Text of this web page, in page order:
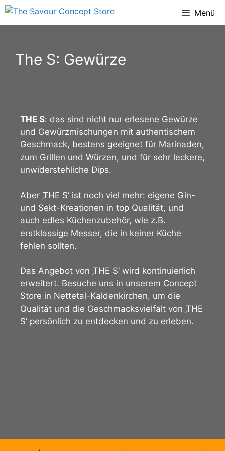
Menü
The S: Gewürze
THE S: das sind nicht nur erlesene Gewürze
und Gewürzmischungen mit authentischem
Geschmack, bestens geeignet für Marinaden,
zum Grillen und Würzen, und für sehr leckere,
unwiderstehliche Dips.
Aber ‚THE S‘ ist noch viel mehr: eigene Gin-
und Sekt-Kreationen in top Qualität, und
auch edles Küchenzubehör, wie z.B.
erstklassige Messer, die in keiner Küche
fehlen sollten.
Das Angebot von ‚THE S‘ wird kontinuierlich
erweitert. Besuche uns in unserem Concept
Store in Nettetal-Kaldenkirchen, um die
Qualität und die Geschmacksvielfalt von ‚THE
S‘ persönlich zu entdecken und zu erleben.